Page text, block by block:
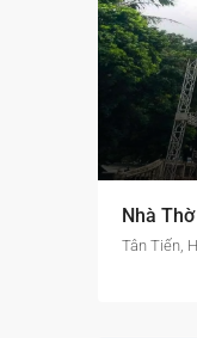
Nhà
Tân Tiến,